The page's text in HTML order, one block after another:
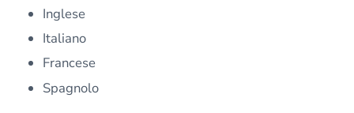
Inglese
Italiano
Francese
Spagnolo